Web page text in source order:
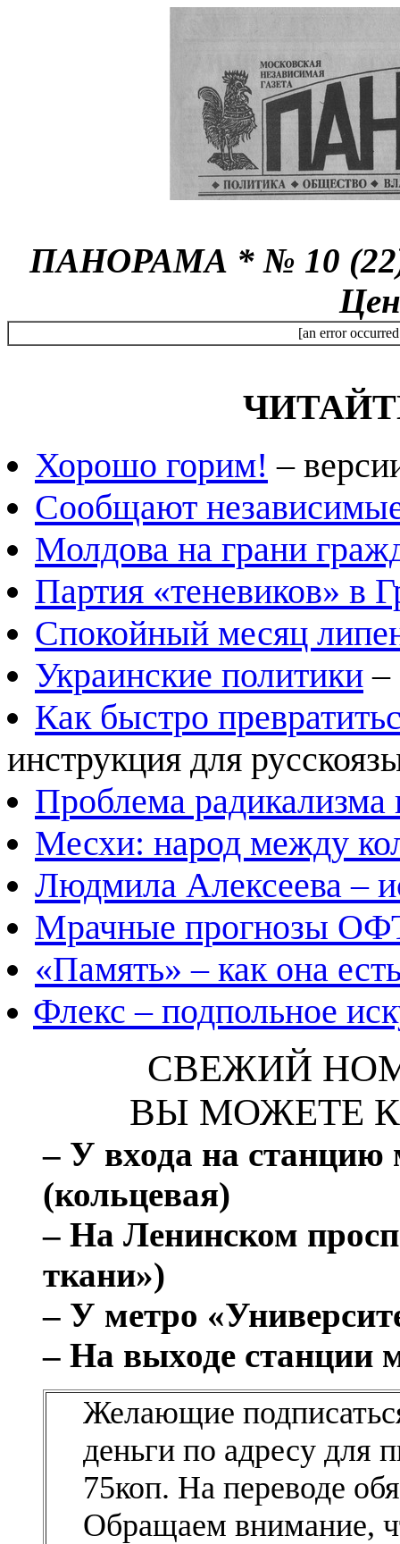
ПАНОРАМА * № 10 (22)
[an error
Хорошо горим! –
Сообщают независимые
Молдова на грани
Партия «теневиков» в
Спокойный месяц
Украинские политики –
Как быстро
инструкция для
Проблема радикализма
Месхи: народ между
Людмила Алексеева –
Мрачные прогнозы
«Память» – как она
Флекс – подпольное
СВЕЖИЙ
ВЫ МОЖЕТЕ
– У входа на станцию
(кольцевая)
– На Ленинском
ткани»)
– У метро
– На выходе станции
Желающие
деньги по адресу для
75коп. На переводе
Обращаем внимание,